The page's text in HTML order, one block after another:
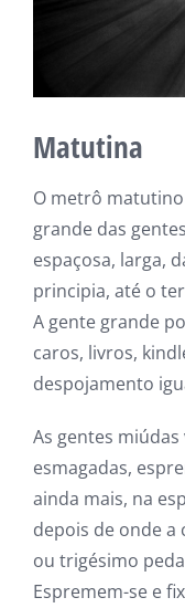
Matutina
O metrô
grande das
espaçosa, larga,
principia, até o
A gente grande
caros, livros,
despojamento
As gentes
esmagadas,
ainda mais, na
depois de onde a
ou trigésimo
Espremem-se e